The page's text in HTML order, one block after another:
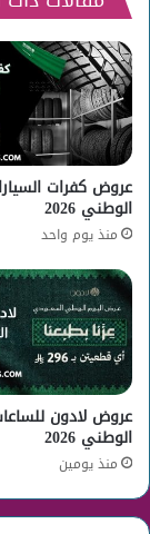
عروض كفرات
الوطني 2026
منذ يوم واحد
عروض لادون
الوطني 2026
منذ يومين